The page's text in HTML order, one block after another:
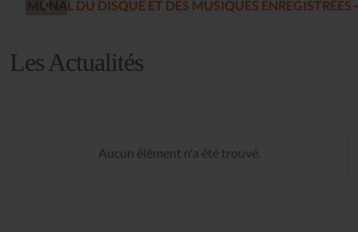
LES ALLUMÉS DU JAZZ
Les Actualités
Aucun élément n'a été trouvé.